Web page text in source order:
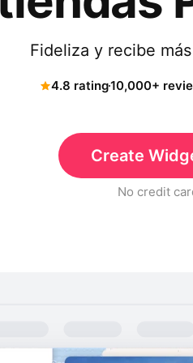
Fideliza y recibe
4.8 rating10,000+
Create
No credit